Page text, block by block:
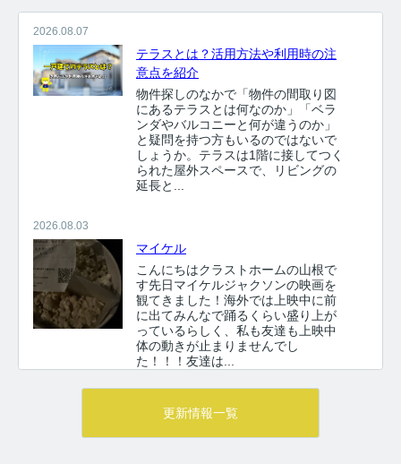
に、心から信頼させていただいて
います。これからお家探しをされ
ると聞いたら、身内や友人、知人に
も、クラストホームの矢野さんを
紹介させていただきたいと思いま
矢野さんのこれからのご活躍
とご健勝を心よりお祈り申し上げま
2026.08.07
テラスとは？活用方法や利用時の注
意点を紹介
物件探しのなかで「物件の間取り図
にあるテラスとは何なのか」「ベラ
ンダやバルコニーと何が違うのか」
と疑問を持つ方もいるのではないで
しょうか。テラスは1階に接してつく
られた屋外スペースで、リビングの
延長と...
2026.08.03
マイケル
こんにちはクラストホームの山根で
す先日マイケルジャクソンの映画を
観てきました！海外では上映中に前
に出てみんなで踊るくらい盛り上が
っているらしく、私も友達も上映中
体の動きが止まりませんでし
た！！！友達は...
居酒屋ご飯♪
更新情報一覧